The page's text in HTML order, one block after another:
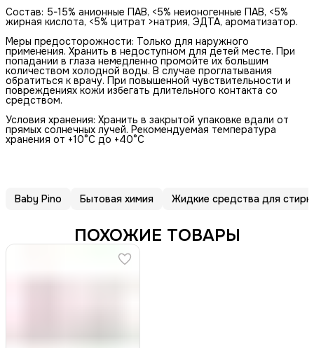
Состав: 5-15% анионные ПАВ, <5% неионогенные ПАВ, <5%
жирная кислота, <5% цитрат >натрия, ЭДТА, ароматизатор.
Меры предосторожности: Только для наружного
применения. Хранить в недоступном для детей месте. При
попадании в глаза немедленно промойте их большим
количеством холодной воды. В случае проглатывания
обратиться к врачу. При повышенной чувствительности и
повреждениях кожи избегать длительного контакта со
средством.
Условия хранения: Хранить в закрытой упаковке вдали от
прямых солнечных лучей. Рекомендуемая температура
хранения от +10°С до +40°C
Baby Pino Бытовая химия Жидкие средства для
ПОХОЖИЕ ТОВАРЫ